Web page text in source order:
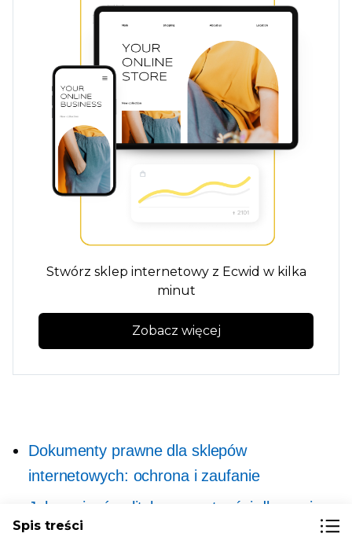
Stwórz sklep internetowy z Ecwid w kilka
minut
Zobacz więcej
Dokumenty prawne dla sklepów
internetowych: ochrona i zaufanie
Jak napisać politykę prywatności dla swojego
sklepu e-commerce
Spis treści